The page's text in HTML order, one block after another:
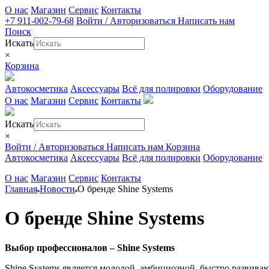
О нас Магазин Сервис Контакты
+7 911-002-79-68 Войти / Авторизоваться Написать нам
Поиск
Искать
×
Корзина
Автокосметика Аксессуары Всё для полировки Оборудование
О нас Магазин Сервис Контакты
Искать
×
Войти / Авторизоваться Написать нам Корзина
Автокосметика Аксессуары Всё для полировки Оборудование
О нас Магазин Сервис Контакты
Главная Новости О бренде Shine Systems
О бренде Shine Systems
Выбор профессионалов – Shine Systems